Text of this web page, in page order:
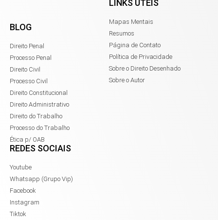
BLOG
Direito Penal
Processo Penal
Direito Civil
Processo Civil
Direito Constitucional
Direito Administrativo
Direito do Trabalho
Processo do Trabalho
Ética p/ OAB
LINKS ÚTEIS
Mapas Mentais
Resumos
Página de Contato
Política de Privacidade
Sobre o Direito Desenhado
Sobre o Autor
REDES SOCIAIS
Youtube
Whatsapp (Grupo Vip)
Facebook
Instagram
Tiktok